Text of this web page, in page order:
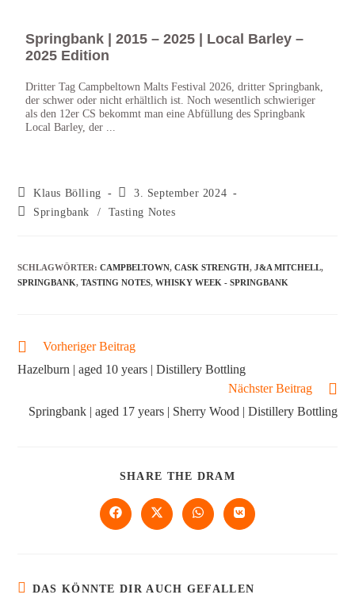
Springbank | 2015 – 2025 | Local Barley –
2025 Edition
Dritter Tag Campbeltown Malts Festival 2026, dritter Springbank,
der schwer oder nicht erhältlich ist. Noch wesentlich schwieriger
als den 12er CS bekommt man eine Abfüllung des Springbank
Local Barley, der ...
Klaus Bölling
3. September 2024
Springbank
/ Tasting Notes
SCHLAGWÖRTER:CAMPBELTOWN, CASK STRENGTH, J&A MITCHELL,
SPRINGBANK, TASTING NOTES, WHISKY WEEK - SPRINGBANK
Vorheriger Beitrag
Hazelburn | aged 10 years | Distillery Bottling
Nächster Beitrag
Springbank | aged 17 years | Sherry Wood | Distillery Bottling
SHARE THE DRAM
DAS KÖNNTE DIR AUCH GEFALLEN